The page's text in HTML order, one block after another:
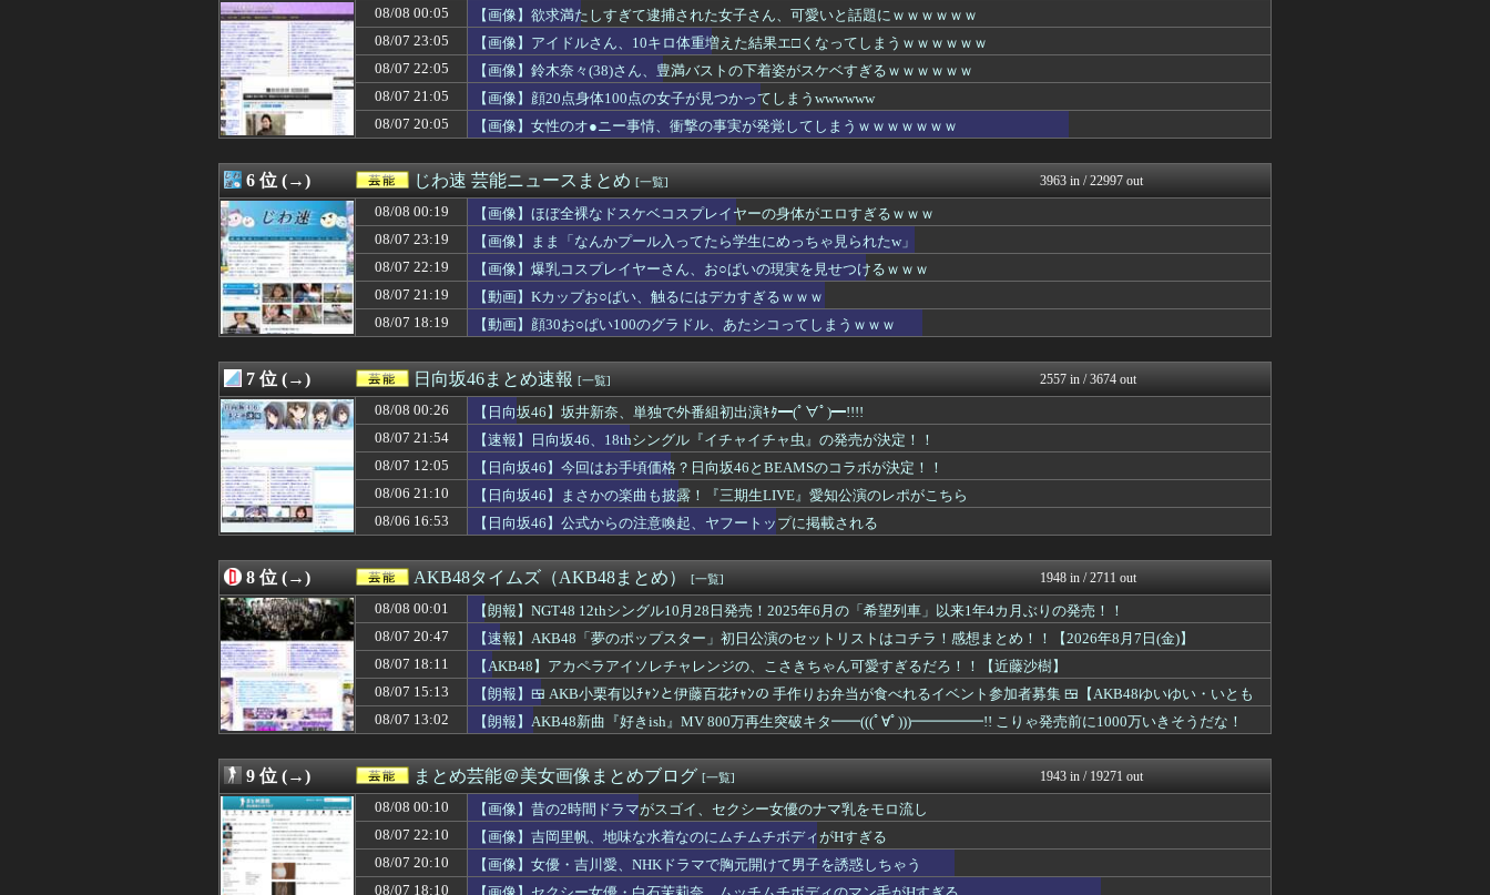
08/07 21:23
【画像】 この佳子さまのボディライン、流石にエチエチすぎやろ！
08/07 21:23
【悲報】 上沼恵美子さん「簡単にそうめん作れ言うけど、そうめん作りて地獄なんよ...
芸能人の気になる噂
08/07 21:19
【動画】Kカップお○ぱい、触るにはデカすぎるｗｗｗ
じわ速 芸能ニュースまとめ
08/07 21:11
元EXILE・黒木啓司、妻・宮崎麗果被告へのDV事案で逮捕されていた 宮崎は全...
08/07 21:05
【画像】顔20点身体100点の女子が見つかってしまうwwwwww
08/07 21:00
大園、脱いでいたwwwwwww大変なことになってるって...
乃木通 乃木坂46櫻坂46...
08/07 21:00
多田成美アナ、ポロシャツおっぱいからピンク色ブラ見え過ぎ最高！
08/07 20:47
【速報】AKB48「夢のポップスター」初日公演のセットリストはコチラ！感想まと...
08/07 20:46
【画像】イケメン経営者とカップル成立した美女、下着グラビアがセクシーすぎるww...
もきゅ速(*´ω`*)人(...
08/07 20:40
｢格なむチャンネル｣ 名古屋飯編公開ｷﾀ━(ﾟ∀ﾟ)━!【乃木坂46】
08/07 20:30
【悲報】最近のZの女の子、日本が暑すぎて薄着すぎる
芸能人の気になる噂
08/07 20:30
小川彩、薄着。ぽよぽよのお肌が大変なことになってるって...
乃木通 乃木坂46櫻坂46...
08/07 20:28
【櫻坂46カフェ】このグッズ、神すぎると話題に
08/07 20:22
【日向坂46】大丈夫か... 藤嶌果歩の結構マズい話
08/07 20:16
(画像)45歳のビキニ水着姿wwwwwwwwwwwwwww
アナ速‐女子アナ画像速報
08/07 20:10
【画像】女優・吉川愛、NHKドラマで胸元開けて男子を誘惑しちゃう
08/07 20:05
【悲報】アイドルが歌下手な理由
V系まとめ速報
08/07 20:03
【日向坂46】かほりん、まさかのトラブル発生
08/07 20:00
小坂菜緒の『最新ふくらみ』ヤバすぎwww大変なことになってるって...
08/07 19:59
BABYMETALのサマーソニックへの出演回数が歴代2位
BABYMETAL TIM...
08/07 19:58
【速報】池田瑛紗、「脚フェチ」が3秒で果てる動画を出してしまう・・・
乃木坂46まとめ 乃木りん...
08/07 19:40
次回の乃木中で先輩メンバーの意外な素顔が明らかに！さらに卒業するあやてぃーから...
08/07 19:30
早川聖来、最新の『ふくらみ』大変なことになってるって...
08/07 19:12
【BEYOOOOONDS】江口紗耶「小島はなちゃんは中学生の同期が話しやすいよ...
℃-ute派なんday
08/07 19:10
【画像】親しみやすさ100％アイドル、水着グラビアでセクシー撮wwwwwwwア...
08/07 18:58
【朗報】菅原咲月の浴衣2026、ガチで一線を越えるwwwwwww
乃木坂46まとめ 乃木りん...
08/07 18:40
10/29の｢MTV VMAJ 2026｣に出演決定！！！【乃木坂46】
08/07 18:36
【日向坂46】なんのお仕事だ...？正源司陽子に気になる動きが
日向坂46まとめもり～
08/07 18:26
青葉坂46、まもなく正式発表か
櫻坂46まとめもり～
08/07 18:20
【朗報】森山みなみアナの見返りお乳のgifが作成される
アナ速‐女子アナ画像速報
08/07 18:19
【動画】顔30お○ぱい100のグラドル、あたシコってしまうｗｗｗ
じわ速 芸能ニュースまとめ
08/07 18:11
【悲報】仙台育英のマネージャー、首をひねっただけでなぜかウインクしたことにされ...
mashlife通信
08/07 18:11
【AKB48】アカペラアイソレチャレンジの、こさきちゃん可愛すぎるだろ！！【近...
AKB48タイムズ（AKB...
08/07 18:10
【画像】セクシー女優・白石茉莉奈、ムッチムチボディのマン毛がHすぎる
まとめ芸能＠美女画像まとめ...
08/07 18:05
【画像】巨乳まみれのダンス部さん、揺れに揺れてしまうｗｗｗｗｗｗ
女子アナお宝画像速報－5c...
08/07 17:58
【速報】田村保乃さん、その格好は夜の店じゃん・・・
乃木坂46まとめ 乃木りん...
08/07 17:47
【巨乳画像】大躍進中の桃月なしこ、水着グラビアがパーフェクトボディすぎるwww...
08/07 17:36
【画像】森山みなみアナの見返りお乳がスゴすぎる
08/07 17:05
【画像】声優の佐倉綾音(32)さん、アタシコに全力で振り切ってしまうｗｗｗｗｗ...
女子アナお宝画像速報－5c...
08/07 17:00
【日向坂46】小西夏菜実、ついにこの時が...
08/07 17:00
畑下由佳アナ ニットの胸元がくっきり！！
08/08 00:05
【画像】欲求満たしすぎて逮捕された女子さん、可愛いと話題にｗｗｗｗｗｗ
08/07 23:05
【画像】アイドルさん、10キロ体重増えた結果エ□くなってしまうｗｗｗｗｗｗ
08/07 22:05
【画像】鈴木奈々(38)さん、豊満バストの下着姿がスケベすぎるｗｗｗｗｗｗ
08/07 21:05
【画像】顔20点身体100点の女子が見つかってしまうwwwwww
08/07 20:05
【画像】女性のオ●ニー事情、衝撃の事実が発覚してしまうｗｗｗｗｗｗｗ
6 位 (→) じわ速 芸能ニュースまとめ [一覧] 3963 in / 22997 out
08/08 00:19
【画像】ほぼ全裸なドスケベコスプレイヤーの身体がエロすぎるｗｗｗ
08/07 23:19
【画像】まま「なんかプール入ってたら学生にめっちゃ見られたw」
08/07 22:19
【画像】爆乳コスプレイヤーさん、お○ぱいの現実を見せつけるｗｗｗ
08/07 21:19
【動画】Kカップお○ぱい、触るにはデカすぎるｗｗｗ
08/07 18:19
【動画】顔30お○ぱい100のグラドル、あたシコってしまうｗｗｗ
7 位 (→) 日向坂46まとめ速報 [一覧] 2557 in / 3674 out
08/08 00:26
【日向坂46】坂井新奈、単独で外番組初出演ｷﾀ━(ﾟ∀ﾟ)━!!!!
08/07 21:54
【速報】日向坂46、18thシングル『イチャイチャ虫』の発売が決定！！
08/07 12:05
【日向坂46】今回はお手頃価格？日向坂46とBEAMSのコラボが決定！！
08/06 21:10
【日向坂46】まさかの楽曲も披露！『三期生LIVE』愛知公演のレポがこちら
08/06 16:53
【日向坂46】公式からの注意喚起、ヤフートップに掲載される
8 位 (→) AKB48タイムズ（AKB48まとめ） [一覧] 1948 in / 2711 out
08/08 00:01
【朗報】NGT48 12thシングル10月28日発売！2025年6月の「希望列車」以来1年4カ月ぶりの発売！！
08/07 20:47
【速報】AKB48「夢のポップスター」初日公演のセットリストはコチラ！感想まとめ！！【2026年8月7日(金)】
08/07 18:11
【AKB48】アカペラアイソレチャレンジの、こさきちゃん可愛すぎるだろ！！【近藤沙樹】
08/07 15:13
【朗報】🍱 AKB小栗有以ﾁｬﾝと伊藤百花ﾁｬﾝの 手作りお弁当が食べれるイベント参加者募集 🍱【AKB48ゆいゆい・いとも
も・41日後に放送する"とある番組"】
08/07 13:02
【朗報】AKB48新曲『好きish』MV 800万再生突破キタ━━(((ﾟ∀ﾟ)))━━━━━!! こりゃ発売前に1000万いきそうだな！
9 位 (→) まとめ芸能＠美女画像まとめブログ [一覧] 1943 in / 19271 out
08/08 00:10
【画像】昔の2時間ドラマがスゴイ、セクシー女優のナマ乳をモロ流し
08/07 22:10
【画像】吉岡里帆、地味な水着なのにムチムチボディがHすぎる
08/07 20:10
【画像】女優・吉川愛、NHKドラマで胸元開けて男子を誘惑しちゃう
08/07 18:10